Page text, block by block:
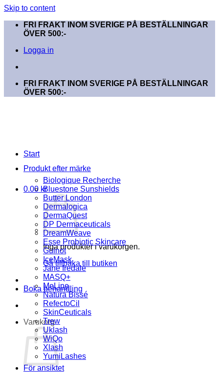
Skip to content
FRI FRAKT INOM SVERIGE PÅ BESTÄLLNINGAR
ÖVER 500:-
Logga in
FRI FRAKT INOM SVERIGE PÅ BESTÄLLNINGAR
ÖVER 500:-
0.00 kr
Inga produkter i varukorgen.
Gå tillbaka till butiken
Boka behandling
Varukorg
Start
Produkt efter märke
Biologique Recherche
Bluestone Sunshields
Butter London
Dermalogica
DermaQuest
DP Dermaceuticals
DreamWeave
Esse Probiotic Skincare
Guinot
IceMask
Jane Iredale
MASQ+
MeLine
Natura Bissé
RefectoCil
SkinCeuticals
Trew
Uklash
WiQo
Xlash
YumiLashes
För ansiktet